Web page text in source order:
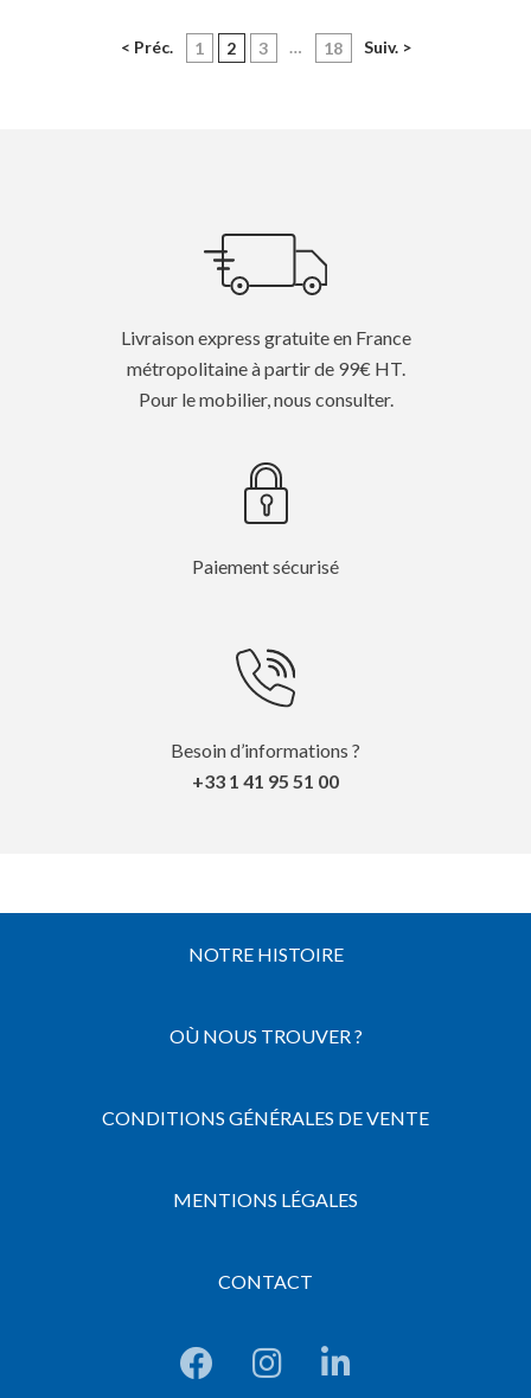
< Préc. 1 2(current)
3 … 18 Suiv. >
Livraison express gratuite en France
métropolitaine à partir de 99€ HT.
Pour le mobilier, nous consulter.
Paiement sécurisé
Besoin d’informations ?
+33 1 41 95 51 00
NOTRE HISTOIRE
OÙ NOUS TROUVER ?
CONDITIONS GÉNÉRALES DE VENTE
MENTIONS LÉGALES
CONTACT